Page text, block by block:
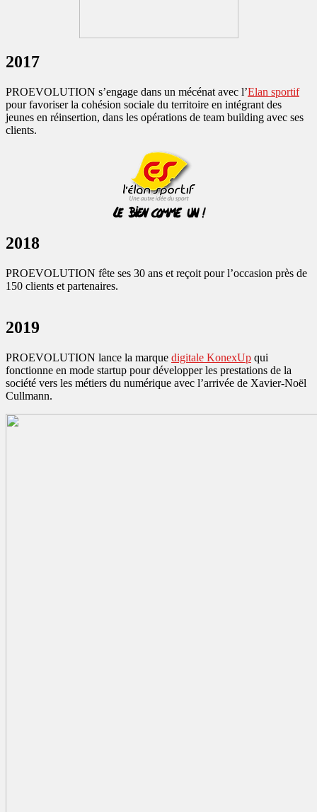
2017
PROEVOLUTION s’engage dans un mécénat avec l’Elan sportif
pour favoriser la cohésion sociale du territoire en intégrant des
jeunes en réinsertion, dans les opérations de team building avec ses
clients.
2018
PROEVOLUTION fête ses 30 ans et reçoit pour l’occasion près de
150 clients et partenaires.
2019
PROEVOLUTION lance la marque digitale KonexUp qui
fonctionne en mode startup pour développer les prestations de la
société vers les métiers du numérique avec l’arrivée de Xavier-Noël
Cullmann.